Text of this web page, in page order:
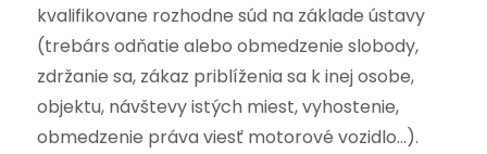
kvalifikovane rozhodne súd na základe ústavy
(trebárs odňatie alebo obmedzenie slobody,
zdržanie sa, zákaz priblíženia sa k inej osobe,
objektu, návštevy istých miest, vyhostenie,
obmedzenie práva viesť motorové vozidlo…).